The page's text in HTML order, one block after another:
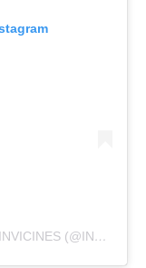
UNA PUBLICACIÓN COMPARTIDA DE INVICINES (@INVICINES)